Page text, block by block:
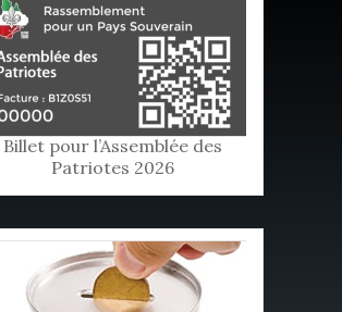
Billet pour l’Assemblée des
Patriotes 2026